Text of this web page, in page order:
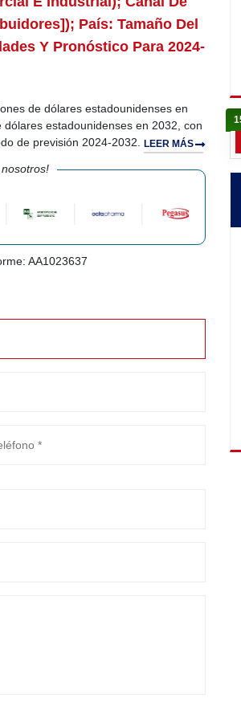
País: Tamaño Del
Y Pronóstico Para 2024-
de dólares estadounidenses en
estadounidenses en 2032, con
de previsión 2024-2032. LEER MÁS
AA1023637